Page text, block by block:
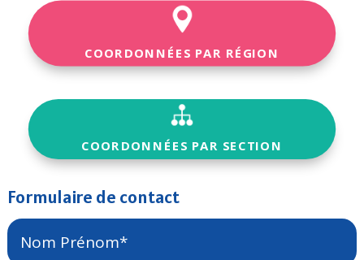
COORDONNÉES PAR RÉGION
COORDONNÉES PAR SECTION
Formulaire de contact